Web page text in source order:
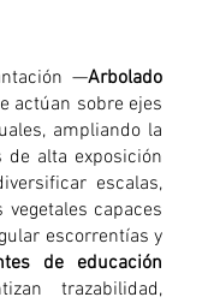
—Arbolado
actúan sobre ejes
ampliando la
de alta exposición
escalas,
capaces
escorrentías y
de educación
trazabilidad,